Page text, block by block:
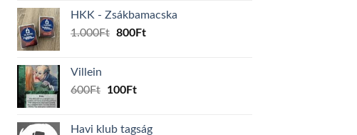
160Ft.150Ft.
HKK - Zsákbamacska
1.000Ft Original
800FtCurrent
Villein
600Ft
Original
100FtCurrent
Havi klub tagság